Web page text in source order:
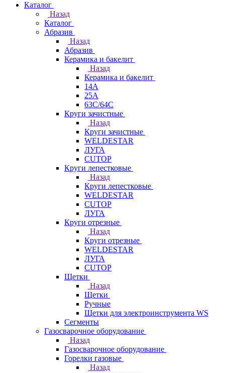
Каталог
Назад
Каталог
Абразив
Назад
Абразив
Керамика и бакелит
Назад
Керамика и бакелит
14А
25А
63С/64С
Круги зачистные
Назад
Круги зачистные
WELDESTAR
ЛУГА
CUTOP
Круги лепестковые
Назад
Круги лепестковые
WELDESTAR
CUTOP
ЛУГА
Круги отрезные
Назад
Круги отрезные
WELDESTAR
ЛУГА
CUTOP
Щетки
Назад
Щетки
Ручные
Щетки для электроинструмента WS
Сегменты
Газосварочное оборудование
Назад
Газосварочное оборудование
Горелки газовые
Назад